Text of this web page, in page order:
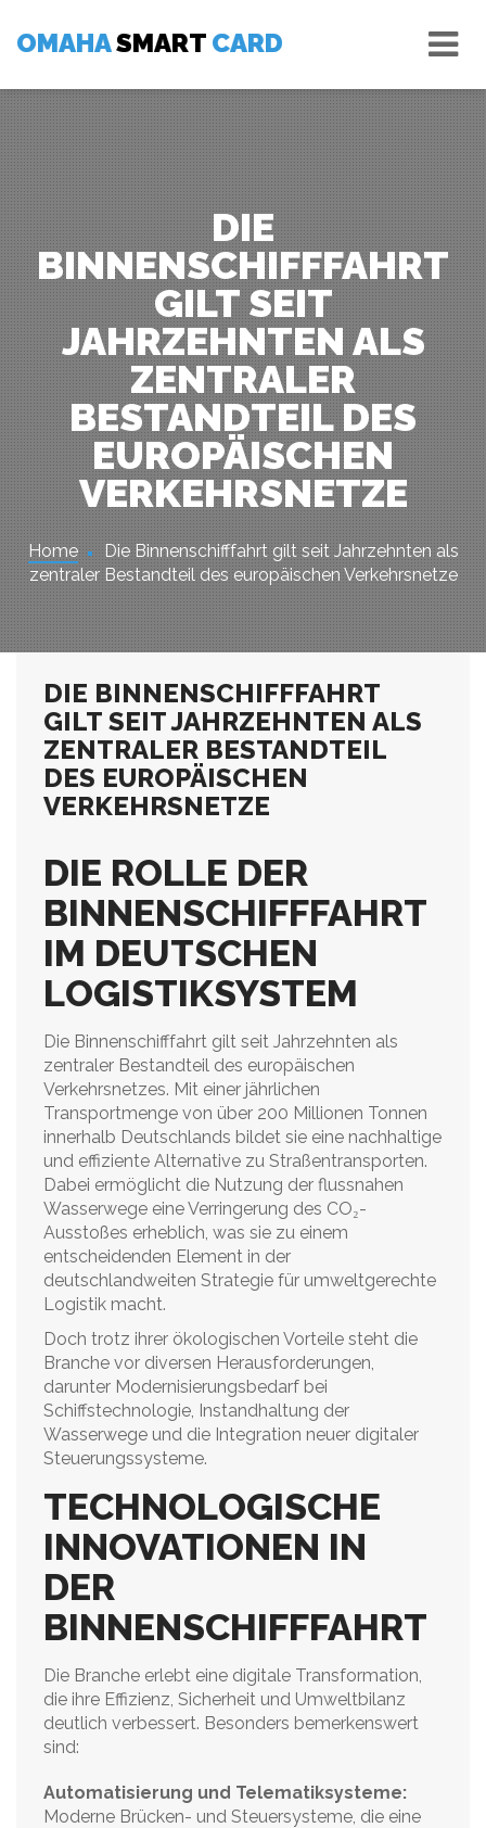
content
OMAHASMART CARD
DIE
BINNENSCHIFFFAHRT
GILT SEIT
JAHRZEHNTEN ALS
ZENTRALER
BESTANDTEIL DES
EUROPÄISCHEN
VERKEHRSNETZE
Home
Die Binnenschifffahrt gilt seit Jahrzehnten als
zentraler Bestandteil des europäischen Verkehrsnetze
DIE BINNENSCHIFFFAHRT
GILT SEIT JAHRZEHNTEN ALS
ZENTRALER BESTANDTEIL
DES EUROPÄISCHEN
VERKEHRSNETZE
DIE ROLLE DER
BINNENSCHIFFFAHRT
IM DEUTSCHEN
LOGISTIKSYSTEM
Die Binnenschifffahrt gilt seit Jahrzehnten als
zentraler Bestandteil des europäischen
Verkehrsnetzes. Mit einer jährlichen
Transportmenge von über 200 Millionen Tonnen
innerhalb Deutschlands bildet sie eine nachhaltige
und effiziente Alternative zu Straßentransporten.
Dabei ermöglicht die Nutzung der flussnahen
Wasserwege eine Verringerung des CO₂-
Ausstoßes erheblich, was sie zu einem
entscheidenden Element in der
deutschlandweiten Strategie für umweltgerechte
Logistik macht.
Doch trotz ihrer ökologischen Vorteile steht die
Branche vor diversen Herausforderungen,
darunter Modernisierungsbedarf bei
Schiffstechnologie, Instandhaltung der
Wasserwege und die Integration neuer digitaler
Steuerungssysteme.
TECHNOLOGISCHE
INNOVATIONEN IN
DER
BINNENSCHIFFFAHRT
Die Branche erlebt eine digitale Transformation,
die ihre Effizienz, Sicherheit und Umweltbilanz
deutlich verbessert. Besonders bemerkenswert
sind:
Automatisierung und Telematiksysteme:
Moderne Brücken- und Steuersysteme, die eine